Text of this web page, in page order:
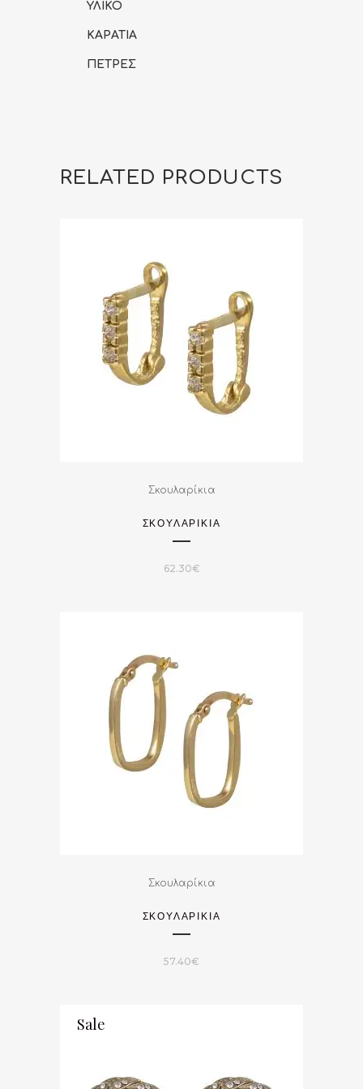
ΥΛΙΚΟ
ΚΑΡΑΤΙΑ
ΠΕΤΡΕΣ
RELATED PRODUCTS
Σκουλαρίκια
ΣΚΟΥΛΑΡΙΚΙΑ
62.30€
Σκουλαρίκια
ΣΚΟΥΛΑΡΙΚΙΑ
57.40€
Sale